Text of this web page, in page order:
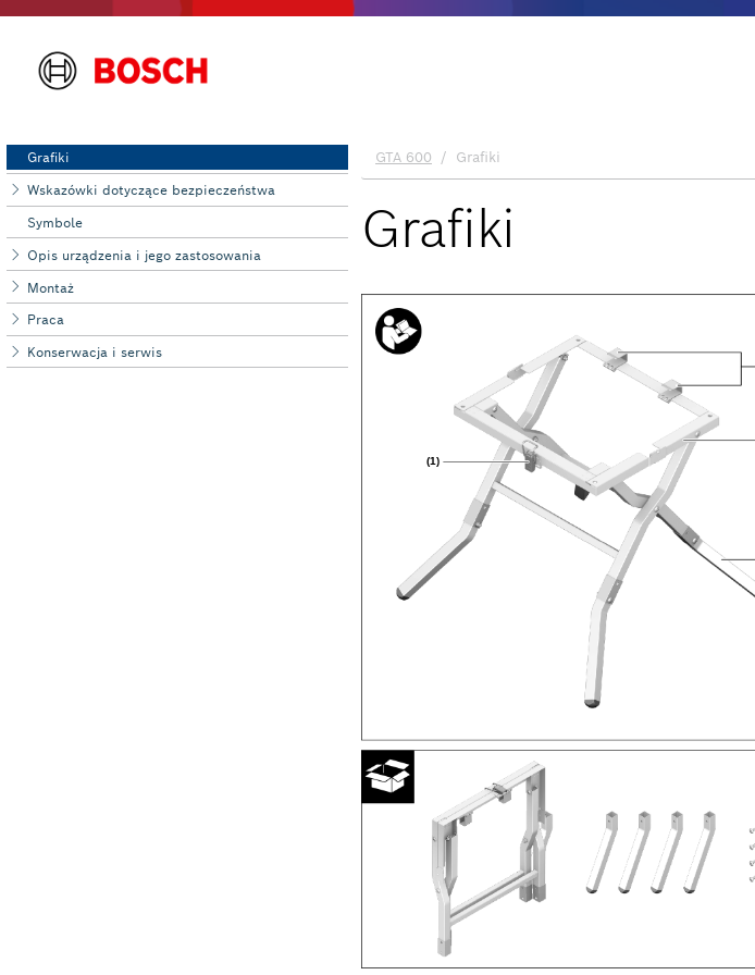
Grafiki
Wskazówki dotyczące bezpieczeństwa
Symbole
Opis urządzenia i jego zastosowania
Montaż
Praca
Konserwacja i serwis